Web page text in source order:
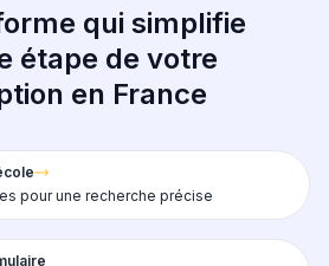
qui simplifie
étape de votre
en France
pour une recherche précise